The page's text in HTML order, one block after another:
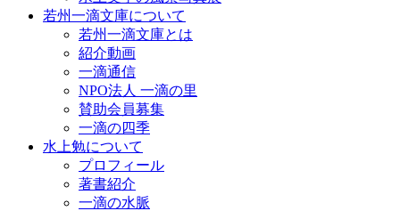
若州一滴文庫について
若州一滴文庫とは
紹介動画
一滴通信
NPO法人 一滴の里
賛助会員募集
一滴の四季
水上勉について
プロフィール
著書紹介
一滴の水脈